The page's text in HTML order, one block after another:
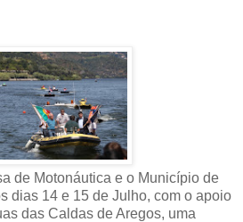
de Motonáutica e o Município de
dias 14 e 15 de Julho, com o apoio
das Caldas de Aregos, uma